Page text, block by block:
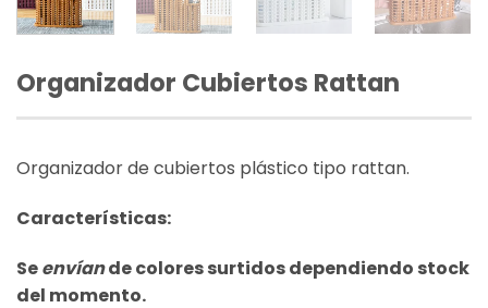
Organizador Cubiertos Rattan
Organizador de cubiertos plástico tipo rattan.
Características:
Seenvíande colores surtidos dependiendo stock
del momento.